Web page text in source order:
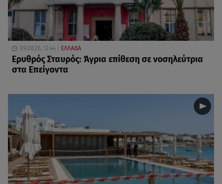
09.08.26, 12:44 ΕΛΛΑΔΑ
Ερυθρός Σταυρός: Άγρια επίθεση σε νοσηλεύτρια
στα Επείγοντα